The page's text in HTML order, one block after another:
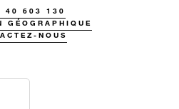
40 603 130
GÉOGRAPHIQUE
NOUS